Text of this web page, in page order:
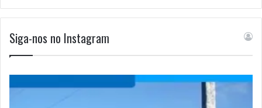
Siga-nos no Instagram